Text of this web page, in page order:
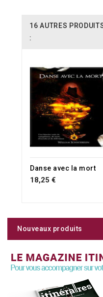
16 AUTRES
:
Danse avec la mort
18,25 €
Nouveaux produits